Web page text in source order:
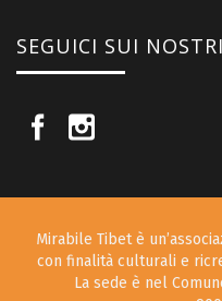
SEGUICI SUI
Mirabile Tibet è
con finalità culturali e
La sede è nel